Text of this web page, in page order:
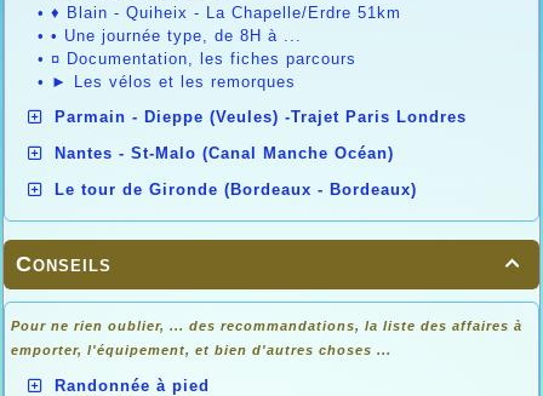
• ♦ Blain - Quiheix - La Chapelle/Erdre 51km
• • Une journée type, de 8H à ...
• ¤ Documentation, les fiches parcours
• ► Les vélos et les remorques
Parmain - Dieppe (Veules) -Trajet Paris Londres
Nantes - St-Malo (Canal Manche Océan)
Le tour de Gironde (Bordeaux - Bordeaux)

Conseils
Pour ne rien oublier, ... des recommandations, la liste des affaires à
emporter, l'équipement, et bien d'autres choses ...
Randonnée à pied